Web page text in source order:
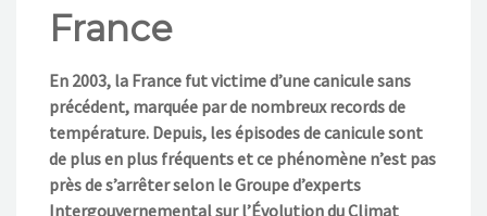
France
En 2003, la France fut victime d’une canicule sans
précédent, marquée par de nombreux records de
température. Depuis, les épisodes de canicule sont
de plus en plus fréquents et ce phénomène n’est pas
près de s’arrêter selon le Groupe d’experts
Intergouvernemental sur l’Évolution du Climat